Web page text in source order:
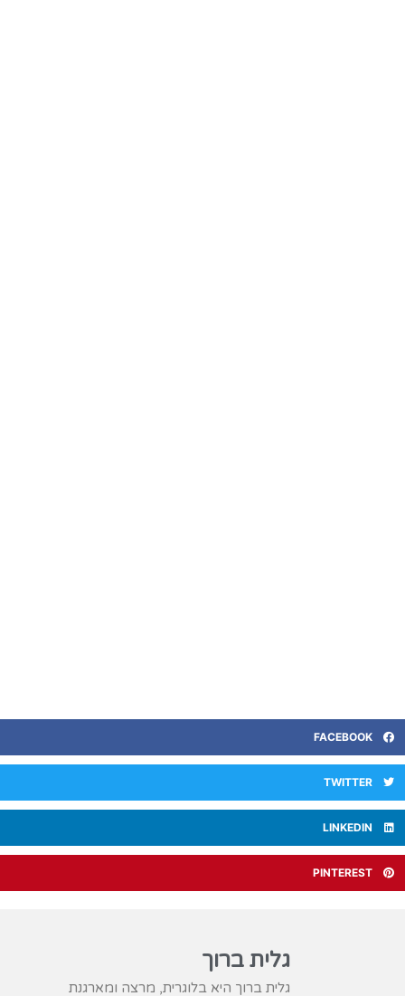
FACEBOOK
TWITTER
LINKEDIN
PINTEREST
גלית ברוך
גלית ברוך היא בלוגרית, מרצה ומארגנת